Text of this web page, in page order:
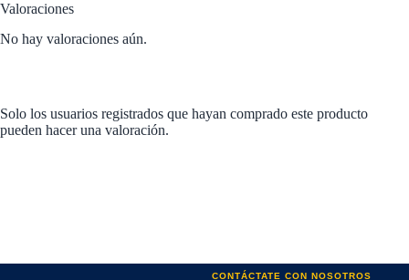
Valoraciones
No hay valoraciones aún.
Solo los usuarios registrados que hayan comprado este producto
pueden hacer una valoración.
CONTÁCTATE CON NOSOTROS